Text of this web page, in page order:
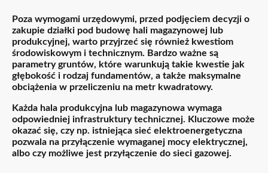
Poza wymogami urzędowymi, przed podjęciem decyzji o
zakupie działki pod budowę hali magazynowej lub
produkcyjnej, warto przyjrzeć się również kwestiom
środowiskowym i technicznym. Bardzo ważne są
parametry gruntów, które warunkują takie kwestie jak
głębokość i rodzaj fundamentów, a także maksymalne
obciążenia w przeliczeniu na metr kwadratowy.
Każda hala produkcyjna lub magazynowa wymaga
odpowiedniej infrastruktury technicznej. Kluczowe może
okazać się, czy np. istniejąca sieć elektroenergetyczna
pozwala na przyłączenie wymaganej mocy elektrycznej,
albo czy możliwe jest przyłączenie do sieci gazowej.